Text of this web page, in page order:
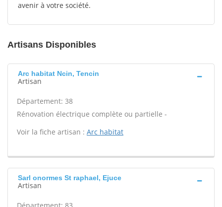
avenir à votre société.
Artisans Disponibles
Arc habitat Ncin, Tencin
Artisan
Département: 38
Rénovation électrique complète ou partielle -
Voir la fiche artisan : Arc habitat
Sarl onormes St raphael, Ejuce
Artisan